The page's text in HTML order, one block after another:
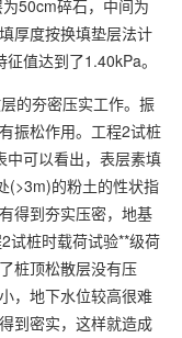
50cm碎石，中间为
厚度按换填垫层法计
值达到了1.40kPa。
的夯密压实工作。振
振松作用。工程2试桩
中可以看出，表层素填
(>3m)的粉土的性状指
得到夯实压密，地基
试桩时载荷试验**级荷
桩顶松散层没有压
，地下水位较高很难
到密实，这样就造成